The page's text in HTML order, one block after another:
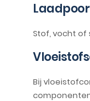
Stof, vocht
Bij